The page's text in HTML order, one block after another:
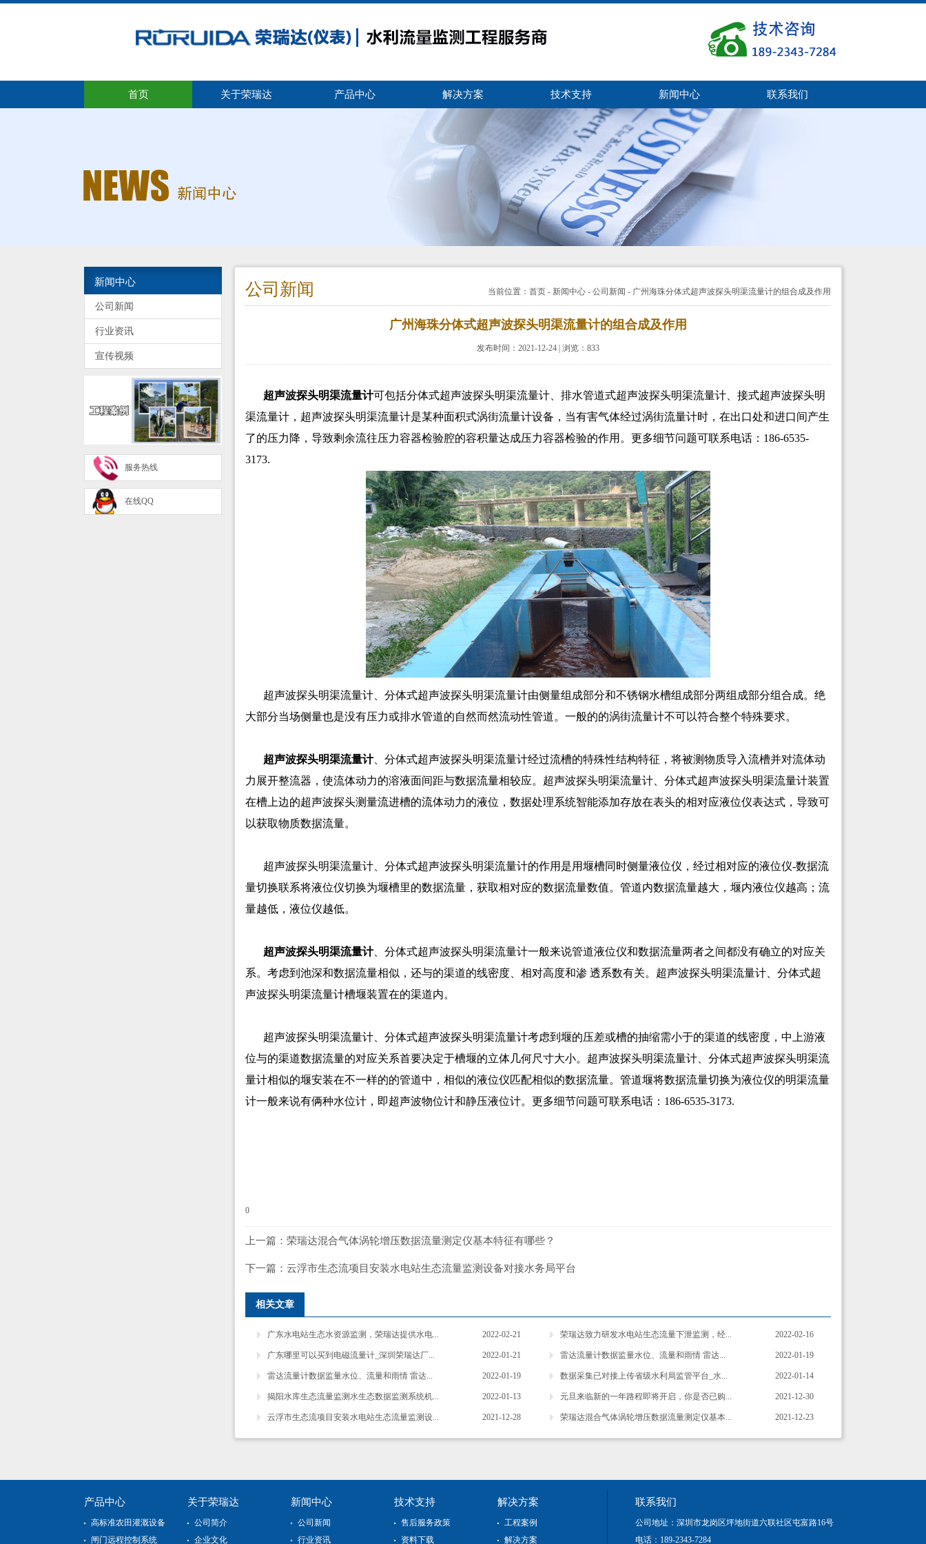
首页 关于荣瑞达 产品中心 解决方案 技术支持 新闻中心 联系我们
新闻中心
公司新闻
行业资讯
宣传视频
服务热线
在线QQ
公司新闻 当前位置： 首页 - 新闻中心 - 公司新闻 - 广州海珠分体式超声波探头明渠流量计的组合成及作用
广州海珠分体式超声波探头明渠流量计的组合成及作用
发布时间：2021-12-24 | 浏览：833
超声波探头明渠流量计可包括分体式超声波探头明渠流量计、排水管道式超声波探头明渠流量计、接式超声波探头明
渠流量计，超声波探头明渠流量计是某种面积式涡街流量计设备，当有害气体经过涡街流量计时，在出口处和进口间产生
了的压力降，导致剩余流往压力容器检验腔的容积量达成压力容器检验的作用。 更多细节问题可联系电话：186-6535-
3173.
超声波探头明渠流量计、分体式超声波探头明渠流量计由侧量组成部分和不锈钢水槽组成部分两组成部分组合成。绝
大部分当场侧量也是没有压力或排水管道的自然而然流动性管道。一般的的涡街流量计不可以符合整个特殊要求。
超声波探头明渠流量计、分体式超声波探头明渠流量计经过流槽的特殊性结构特征，将被测物质导入流槽并对流体动
力展开整流器，使流体动力的溶液面间距与数据流量相较应。超声波探头明渠流量计、分体式超声波探头明渠流量计装置
在槽上边的超声波探头测量流进槽的流体动力的液位，数据处理系统智能添加存放在表头的相对应液位仪表达式，导致可
以获取物质数据流量。
超声波探头明渠流量计、分体式超声波探头明渠流量计的作用是用堰槽同时侧量液位仪，经过相对应的液位仪-数据流
量切换联系将液位仪切换为堰槽里的数据流量，获取相对应的数据流量数值。管道内数据流量越大，堰内液位仪越高；流
量越低，液位仪越低。
超声波探头明渠流量计、分体式超声波探头明渠流量计一般来说管道液位仪和数据流量两者之间都没有确立的对应关
系。考虑到池深和数据流量相似，还与的渠道的线密度、相对高度和渗 透系数有关。超声波探头明渠流量计、分体式超
声波探头明渠流量计槽堰装置在的渠道内。
超声波探头明渠流量计、分体式超声波探头明渠流量计考虑到堰的压差或槽的抽缩需小于的渠道的线密度，中上游液
位与的渠道数据流量的对应关系首要决定于槽堰的立体几何尺寸大小。超声波探头明渠流量计、分体式超声波探头明渠流
量计相似的堰安装在不一样的的管道中，相似的液位仪匹配相似的数据流量。管道堰将数据流量切换为液位仪的明渠流量
计一般来说有俩种水位计，即超声波物位计和静压液位计。 更多细节问题可联系电话：186-6535-3173.
0
上一篇： 荣瑞达混合气体涡轮增压数据流量测定仪基本特征有哪些？
下一篇： 云浮市生态流项目安装水电站生态流量监测设备对接水务局平台
相关文章
2022-02-21
广东水电站生态水资源监测，荣瑞达提供水电... 2022-02-16
荣瑞达致力研发水电站生态流量下泄监测，经...
2022-01-21
广东哪里可以买到电磁流量计_深圳荣瑞达厂... 2022-01-19
雷达流量计数据监量水位、流量和雨情 雷达...
2022-01-19
雷达流量计数据监量水位、流量和雨情 雷达... 2022-01-14
数据采集已对接上传省级水利局监管平台_水...
2022-01-13
揭阳水库生态流量监测水生态数据监测系统机... 2021-12-30
元旦来临新的一年路程即将开启，你是否已购...
2021-12-28
云浮市生态流项目安装水电站生态流量监测设... 2021-12-23
荣瑞达混合气体涡轮增压数据流量测定仪基本...
产品中心
高标准农田灌溉设备
闸门远程控制系统
关于荣瑞达
公司简介
企业文化
新闻中心
公司新闻
行业资讯
技术支持
售后服务政策
资料下载
解决方案
工程案例
解决方案
联系我们
公司地址：深圳市龙岗区坪地街道六联社区屯富路16号
电话：189-2343-7284